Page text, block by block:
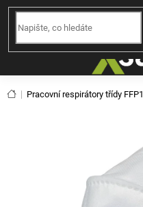
Přejít
obsah
Domů
Pracovní respirátory třídy FFP1